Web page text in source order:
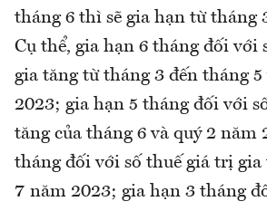
tháng 6 thì sẽ gia hạn từ tháng
Cụ thể, gia hạn 6 tháng đối với
gia tăng từ tháng 3 đến tháng 5
2023; gia hạn 5 tháng đối với
tăng của tháng 6 và quý 2 năm
tháng đối với số thuế giá trị gia
7 năm 2023; gia hạn 3 tháng